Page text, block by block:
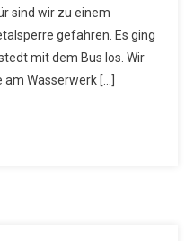
sind wir zu einem
gefahren. Es ging
mit dem Bus los. Wir
Wasserwerk […]